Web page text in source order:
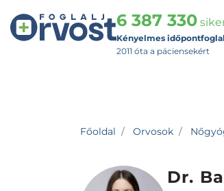
6 387 330
Kényelmes
2011 óta a páciensekért
Főoldal Orvosok
Dr.